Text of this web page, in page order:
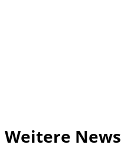
Weitere News